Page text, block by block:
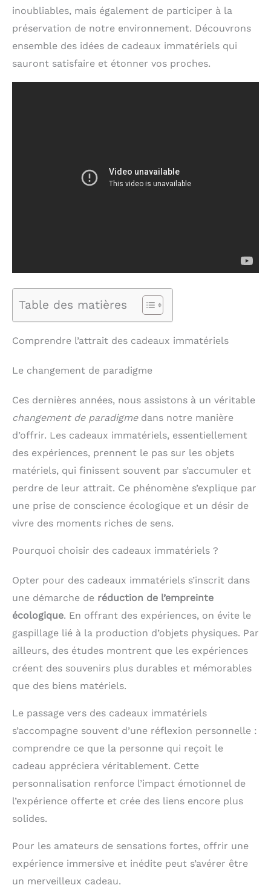
inoubliables, mais également de participer à la
préservation de notre environnement. Découvrons
ensemble des idées de cadeaux immatériels qui
sauront satisfaire et étonner vos proches.
Table des matières
Comprendre l’attrait des cadeaux immatériels
Le changement de paradigme
Ces dernières années, nous assistons à un véritable
changement de paradigmedans notre manière
d’offrir. Les cadeaux immatériels, essentiellement
des expériences, prennent le pas sur les objets
matériels, qui finissent souvent par s’accumuler et
perdre de leur attrait. Ce phénomène s’explique par
une prise de conscience écologique et un désir de
vivre des moments riches de sens.
Pourquoi choisir des cadeaux immatériels ?
Opter pour des cadeaux immatériels s’inscrit dans
une démarche de réduction de l’empreinte
écologique. En offrant des expériences, on évite le
gaspillage lié à la production d’objets physiques. Par
ailleurs, des études montrent que les expériences
créent des souvenirs plus durables et mémorables
que des biens matériels.
Le passage vers des cadeaux immatériels
s’accompagne souvent d’une réflexion personnelle :
comprendre ce que la personne qui reçoit le
cadeau appréciera véritablement. Cette
personnalisation renforce l’impact émotionnel de
l’expérience offerte et crée des liens encore plus
solides.
Pour les amateurs de sensations fortes, offrir une
expérience immersive et inédite peut s’avérer être
un merveilleux cadeau.